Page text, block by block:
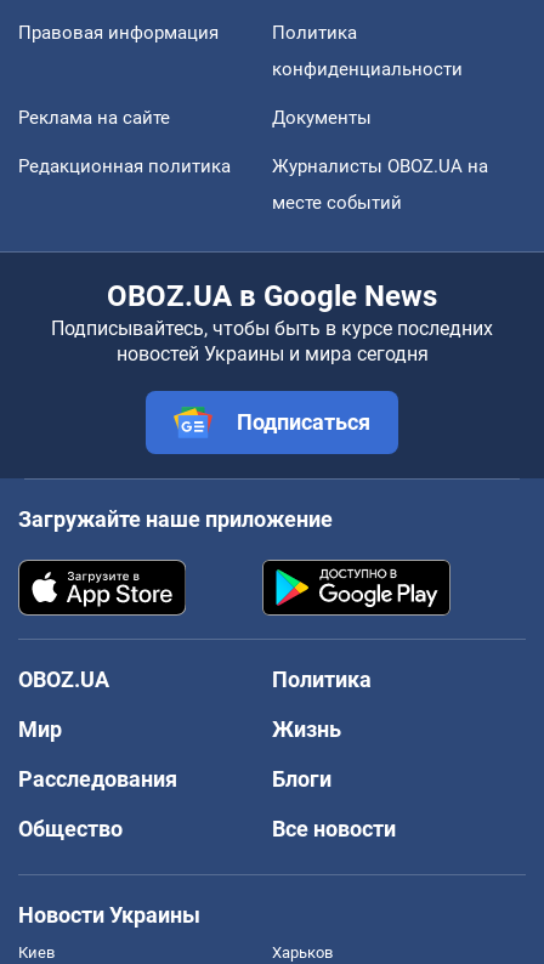
Правовая информация
Политика
конфиденциальности
Реклама на сайте Документы
Редакционная политика
Журналисты OBOZ.UA на
месте событий
OBOZ.UA в Google News
Подписывайтесь, чтобы быть в курсе последних
новостей Украины и мира сегодня
Подписаться
Загружайте наше приложение
OBOZ.UA
Политика
Мир
Жизнь
Расследования
Блоги
Общество
Все новости
Новости Украины
Киев Харьков